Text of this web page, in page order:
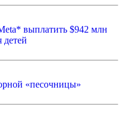
выплатить $942 млн
детей
«песочницы»